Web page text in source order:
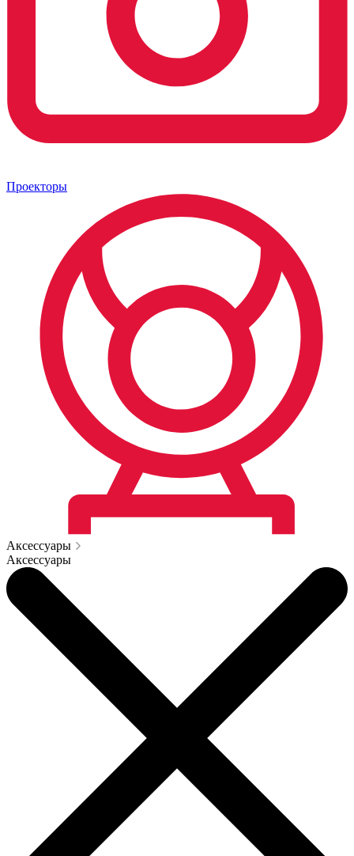
Проекторы
Аксессуары
Аксессуары